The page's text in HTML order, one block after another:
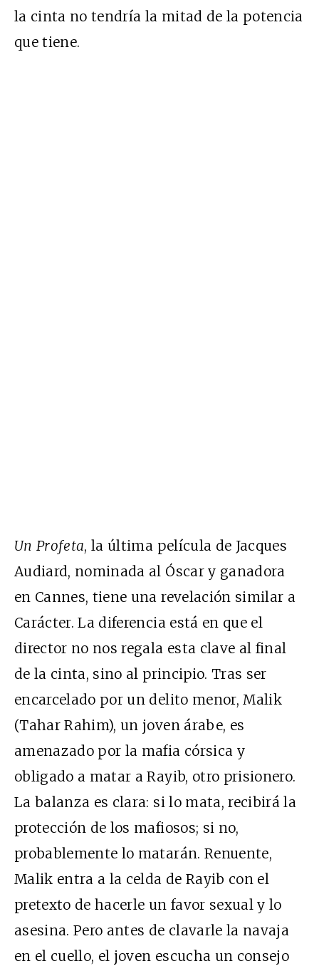
la cinta no tendría la mitad de la potencia
que tiene.
Un Profeta, la última película de Jacques
Audiard, nominada al Óscar y ganadora
en Cannes, tiene una revelación similar a
Carácter. La diferencia está en que el
director no nos regala esta clave al final
de la cinta, sino al principio. Tras ser
encarcelado por un delito menor, Malik
(Tahar Rahim), un joven árabe, es
amenazado por la mafia córsica y
obligado a matar a Rayib, otro prisionero.
La balanza es clara: si lo mata, recibirá la
protección de los mafiosos; si no,
probablemente lo matarán. Renuente,
Malik entra a la celda de Rayib con el
pretexto de hacerle un favor sexual y lo
asesina. Pero antes de clavarle la navaja
en el cuello, el joven escucha un consejo